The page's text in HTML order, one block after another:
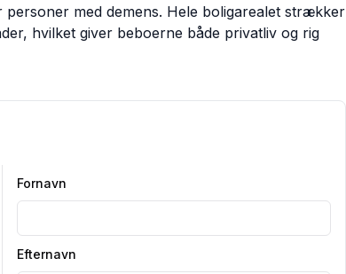
med demens. Hele boligarealet strækker
hvilket giver beboerne både privatliv og rig
Fornavn
Efternavn